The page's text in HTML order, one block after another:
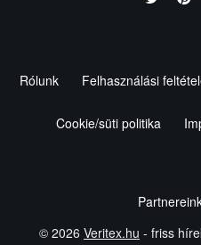
Rólunk Felhasználási
Cookie/süti politika
© 2026 Veritex.hu - friss